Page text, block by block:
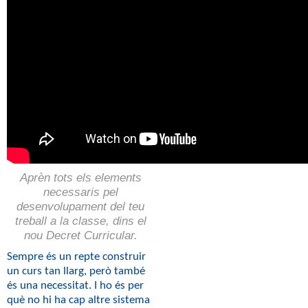
Aprèn tots els elements
necessaris pel
desenvolupament del teu
treball a la classe, dins el
nou Decret Curricular.
Sempre és un repte construir
un curs tan llarg, però també
és una necessitat. I ho és per
què no hi ha cap altre sistema